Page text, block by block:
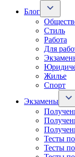
Блог
Стиль
Работа
Для
Жилье
Спорт
Экзамены
Тесты
Тесты